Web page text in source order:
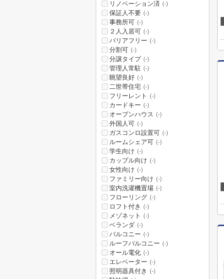
リノベーション済 (-)
保証人不要 (-)
事務所可 (-)
２人入居可 (-)
バリアフリー (-)
分割可 (-)
分譲タイプ (-)
管理人常駐 (-)
眺望良好 (-)
二世帯住宅 (-)
フリーレント (-)
カードキー (-)
オープンハウス (-)
外国人可 (-)
ガスコンロ設置可 (-)
ルームシェア可 (-)
学生向け (-)
カップル向け (-)
女性向け (-)
ファミリー向け (-)
室内洗濯機置場 (-)
フローリング (-)
ロフト付き (-)
メゾネット (-)
ベランダ (-)
バルコニー (-)
ルーフバルコニー (-)
オール電化 (-)
エレベーター (-)
照明器具付き (-)